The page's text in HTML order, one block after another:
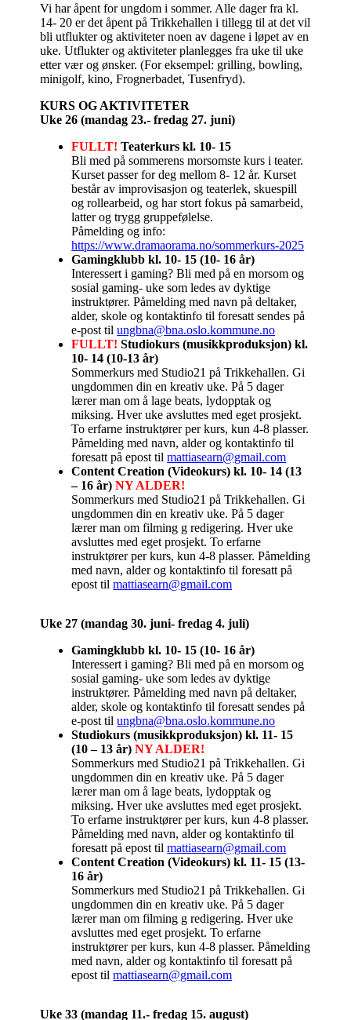
Vi har åpent for ungdom i sommer. Alle dager fra kl.
14- 20 er det åpent på Trikkehallen i tillegg til at det vil
bli utflukter og aktiviteter noen av dagene i løpet av en
uke. Utflukter og aktiviteter planlegges fra uke til uke
etter vær og ønsker. (For eksempel: grilling, bowling,
minigolf, kino, Frognerbadet, Tusenfryd).
KURS OG AKTIVITETER
Uke 26 (mandag 23.- fredag 27. juni)
FULLT! Teaterkurs kl. 10- 15
Bli med på sommerens morsomste kurs i teater.
Kurset passer for deg mellom 8- 12 år. Kurset
består av improvisasjon og teaterlek, skuespill
og rollearbeid, og har stort fokus på samarbeid,
latter og trygg gruppefølelse.
Påmelding og info:
https://www.dramaorama.no/sommerkurs-2025
Gamingklubb kl. 10- 15 (10- 16 år)
Interessert i gaming? Bli med på en morsom og
sosial gaming- uke som ledes av dyktige
instruktører. Påmelding med navn på deltaker,
alder, skole og kontaktinfo til foresatt sendes på
e-post til ungbna@bna.oslo.kommune.no
FULLT! Studiokurs (musikkproduksjon) kl.
10- 14 (10-13 år)
Sommerkurs med Studio21 på Trikkehallen. Gi
ungdommen din en kreativ uke. På 5 dager
lærer man om å lage beats, lydopptak og
miksing. Hver uke avsluttes med eget prosjekt.
To erfarne instruktører per kurs, kun 4-8 plasser.
Påmelding med navn, alder og kontaktinfo til
foresatt på epost til mattiasearn@gmail.com
Content Creation (Videokurs) kl. 10- 14 (13
– 16 år)NY ALDER!
Sommerkurs med Studio21 på Trikkehallen. Gi
ungdommen din en kreativ uke. På 5 dager
lærer man om filming g redigering. Hver uke
avsluttes med eget prosjekt. To erfarne
instruktører per kurs, kun 4-8 plasser. Påmelding
med navn, alder og kontaktinfo til foresatt på
epost til mattiasearn@gmail.com
Uke 27 (mandag 30. juni- fredag 4. juli)
Gamingklubb kl. 10- 15 (10- 16 år)
Interessert i gaming? Bli med på en morsom og
sosial gaming- uke som ledes av dyktige
instruktører. Påmelding med navn på deltaker,
alder, skole og kontaktinfo til foresatt sendes på
e-post til ungbna@bna.oslo.kommune.no
Studiokurs (musikkproduksjon) kl. 11- 15
(10 – 13 år)NY ALDER!
Sommerkurs med Studio21 på Trikkehallen. Gi
ungdommen din en kreativ uke. På 5 dager
lærer man om å lage beats, lydopptak og
miksing. Hver uke avsluttes med eget prosjekt.
To erfarne instruktører per kurs, kun 4-8 plasser.
Påmelding med navn, alder og kontaktinfo til
foresatt på epost til mattiasearn@gmail.com
Content Creation (Videokurs) kl. 11- 15 (13-
16 år)
Sommerkurs med Studio21 på Trikkehallen. Gi
ungdommen din en kreativ uke. På 5 dager
lærer man om filming g redigering. Hver uke
avsluttes med eget prosjekt. To erfarne
instruktører per kurs, kun 4-8 plasser. Påmelding
med navn, alder og kontaktinfo til foresatt på
epost til mattiasearn@gmail.com
Uke 33 (mandag 11.- fredag 15. august)